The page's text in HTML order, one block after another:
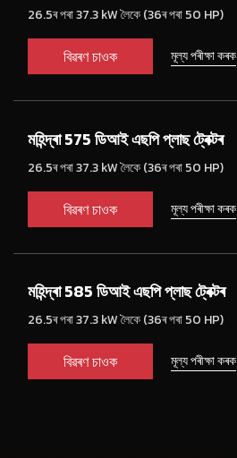
26.5ৰ পৰা 37.3 kW লৈকে (36ৰ পৰা 50 HP)
বিৱৰণ চাওক মূল্য পৰীক্ষা কৰক
মহিন্দ্ৰা 575 ডিআই এছপি প্লাছ ট্ৰেক্টৰ
26.5ৰ পৰা 37.3 kW লৈকে (36ৰ পৰা 50 HP)
বিৱৰণ চাওক মূল্য পৰীক্ষা কৰক
মহিন্দ্ৰা 585 ডিআই এছপি প্লাছ ট্ৰেক্টৰ
26.5ৰ পৰা 37.3 kW লৈকে (36ৰ পৰা 50 HP)
বিৱৰণ চাওক মূল্য পৰীক্ষা কৰক